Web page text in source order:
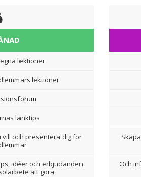
lektioner
lektioner
länktips
och presentera dig för
idéer och erbjudanden
att göra
Och